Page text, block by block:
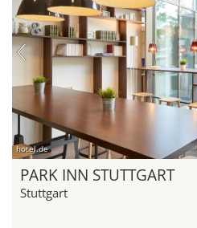
hotel.de
PARK INN STUTTGART
Stuttgart